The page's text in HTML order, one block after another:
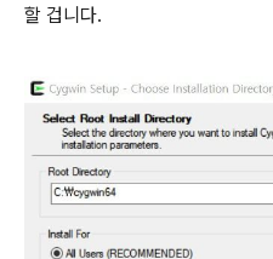
할 겁니다.